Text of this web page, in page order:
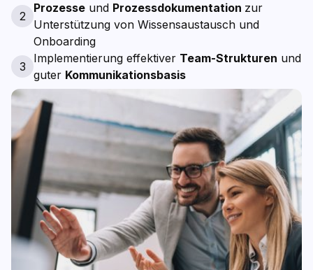
2
Prozesse und Prozessdokumentation zur
Unterstützung von Wissensaustausch und
Onboarding
3
Implementierung effektiver Team-Strukturen und
guter Kommunikationsbasis